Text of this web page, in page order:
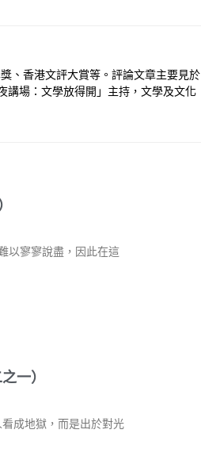
、香港文評大賞等。評論文章主要見於
講場：文學放得開」主持，文學及文化
以寥寥說盡，因此在這
一）
成地獄，而是出於對光